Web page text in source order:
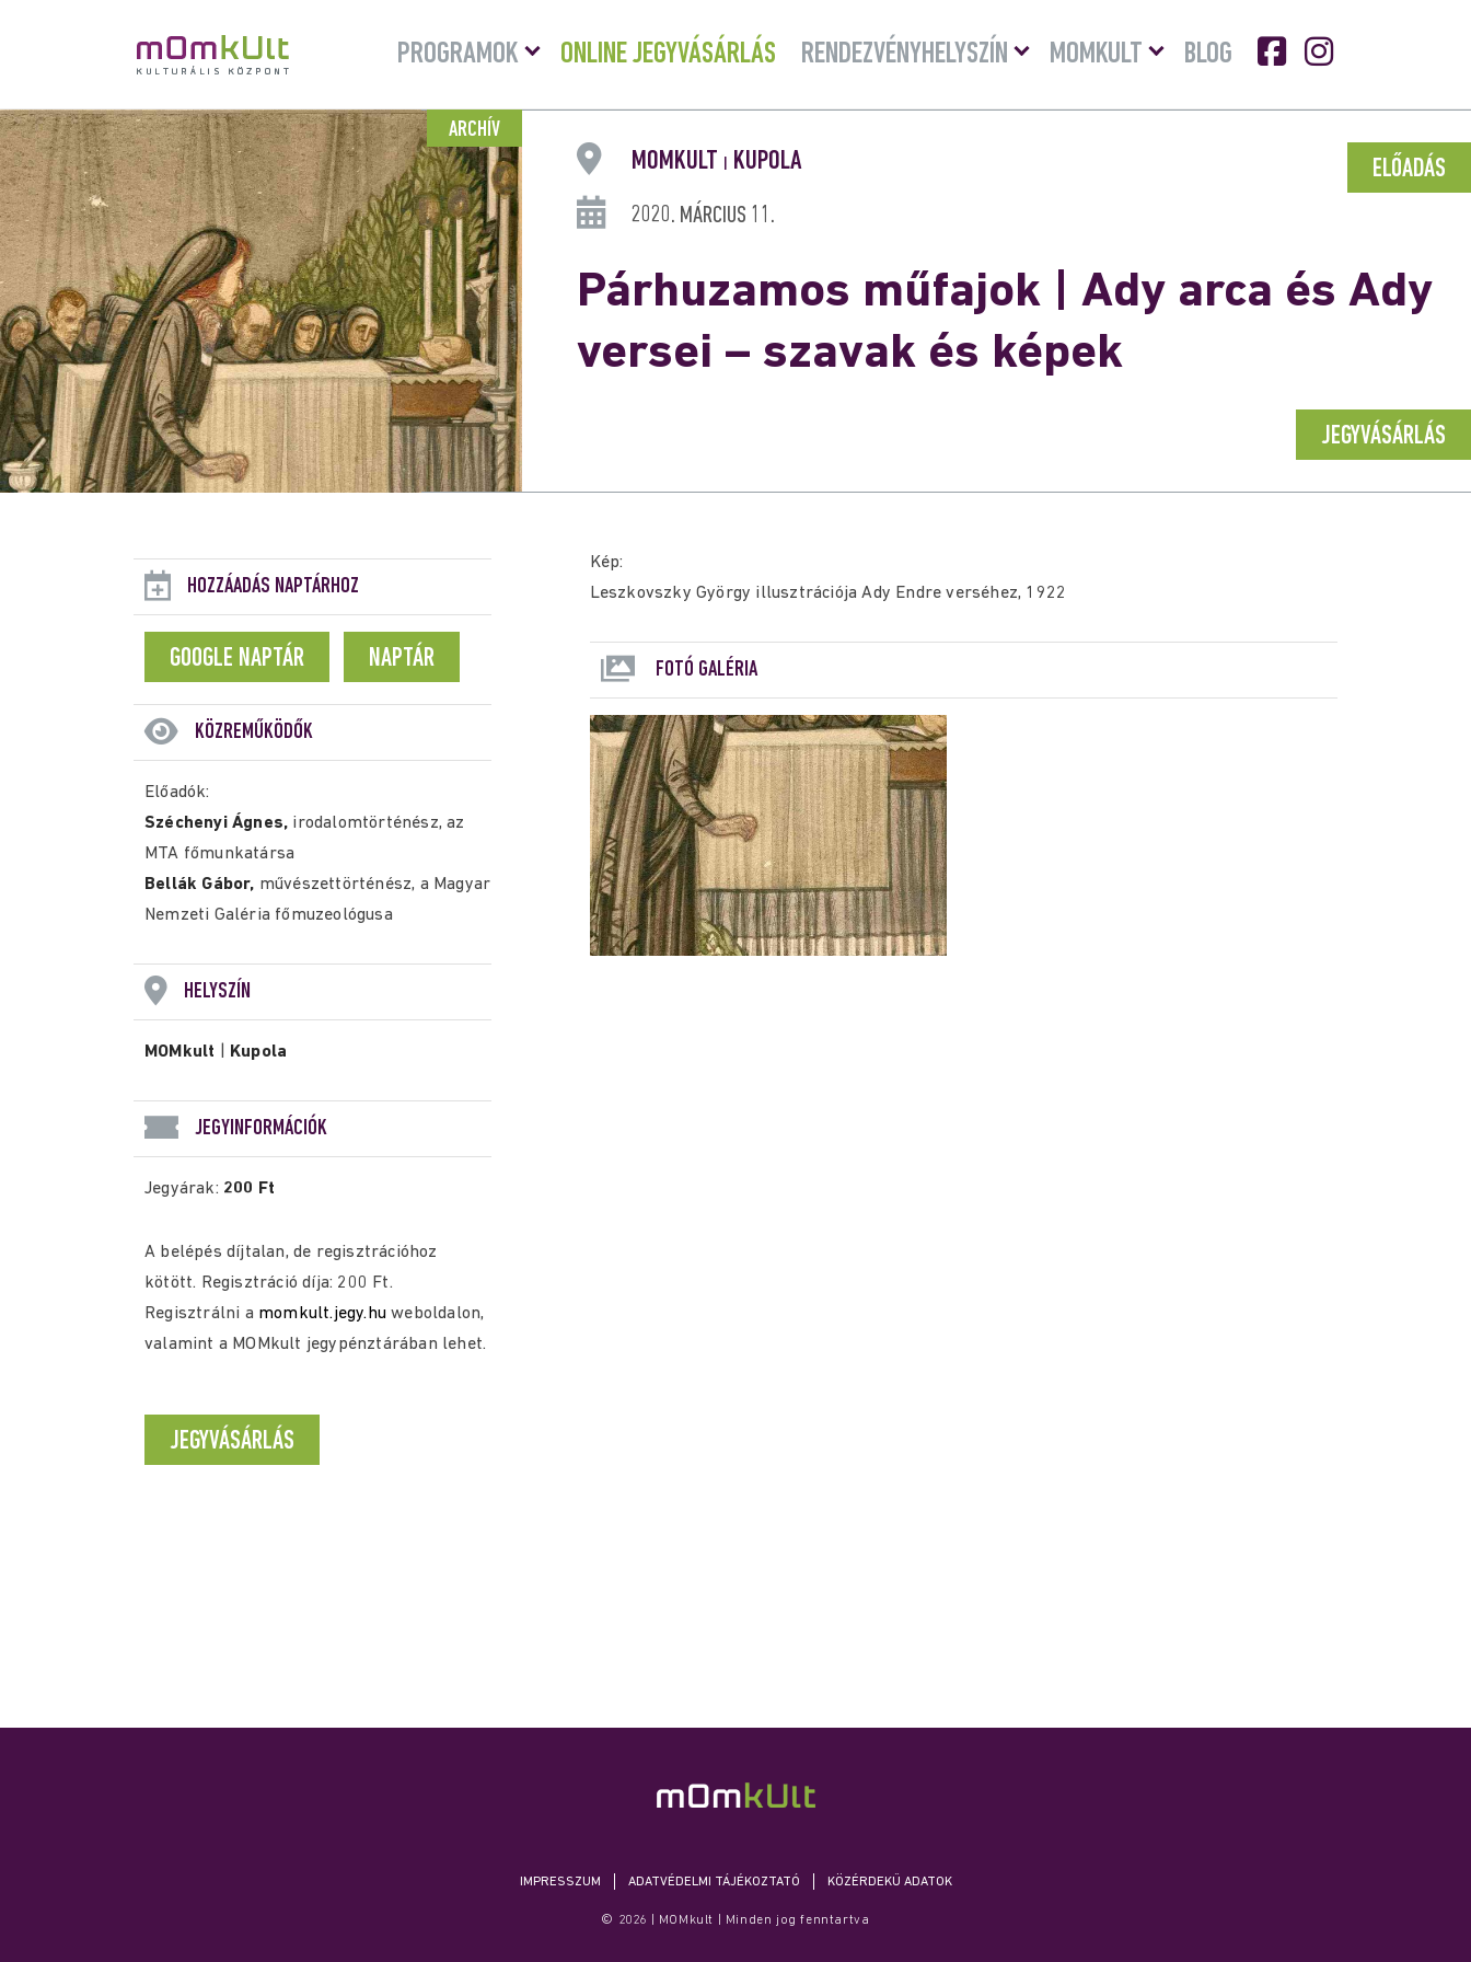
PROGRAMOK
Menü
lenyitása
ONLINE JEGYVÁSÁRLÁS RENDEZVÉNYHELYSZÍN
Menü
lenyitásaMOMKULT
Menü
lenyitása
BLOG
ARCHÍV
ELŐADÁS
MOMKULT KUPOLA
2020. MÁRCIUS 11.
Párhuzamos műfajok | Ady arca és Ady
versei – szavak és képek
JEGYVÁSÁRLÁS
HOZZÁADÁS NAPTÁRHOZ
GOOGLE NAPTÁR NAPTÁR
KÖZREMŰKÖDŐK
Előadók:
Széchenyi Ágnes, irodalomtörténész, az
MTA főmunkatársa
Bellák Gábor, művészettörténész, a Magyar
Nemzeti Galéria főmuzeológusa
HELYSZÍN
MOMkult Kupola
JEGYINFORMÁCIÓK
Jegyárak: 200 Ft
A belépés díjtalan, de regisztrációhoz
kötött. Regisztráció díja: 200 Ft.
Regisztrálni a momkult.jegy.hu weboldalon,
valamint a MOMkult jegypénztárában lehet.
JEGYVÁSÁRLÁS
Kép:
Leszkovszky György illusztrációja Ady Endre verséhez, 1922
FOTÓ GALÉRIA
IMPRESSZUM ADATVÉDELMI TÁJÉKOZTATÓ KÖZÉRDEKŰ ADATOK
© 2026 | MOMkult | Minden jog fenntartva